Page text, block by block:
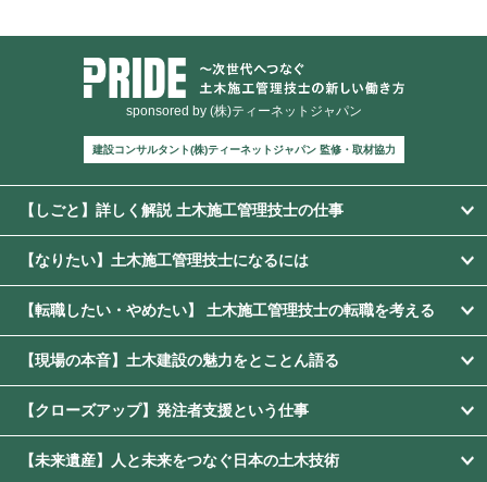
sponsored by (株)ティーネットジャパン
建設コンサルタント(株)ティーネットジャパン 監修・取材協力
【しごと】詳しく解説 土木施工管理技士の仕事
【なりたい】土木施工管理技士になるには
【転職したい・やめたい】 土木施工管理技士の転職を考える
【現場の本音】土木建設の魅力をとことん語る
【クローズアップ】発注者支援という仕事
【未来遺産】人と未来をつなぐ日本の土木技術